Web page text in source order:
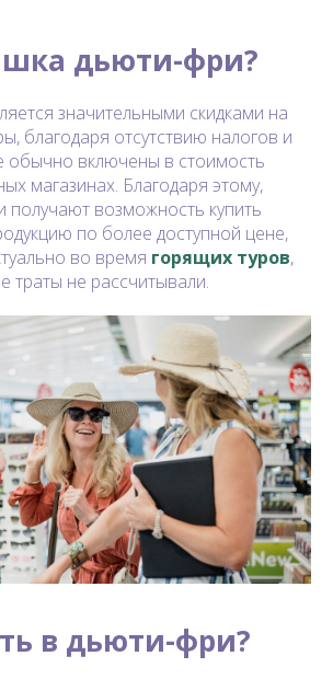
дьюти-фри?
значительными скидками на
благодаря отсутствию налогов и
обычно включены в стоимость
магазинах. Благодаря этому,
получают возможность купить
по более доступной цене,
во время горящих туров,
траты не рассчитывали.
в дьюти-фри?